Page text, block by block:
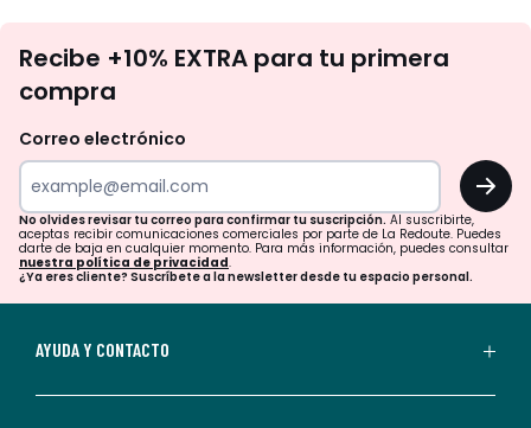
te
tu
para
confirmar
tu
suscripción.
aceptas
Recibe +10% EXTRA para tu primera
compra
Correo electrónico
OK
No olvides revisar tu correo para confirmar tu suscripción. Al suscribirte,
aceptas recibir comunicaciones comerciales por parte de La Redoute. Puedes
darte de baja en cualquier momento. Para más información, puedes consultar
nuestra política de privacidad.
¿Ya eres cliente? Suscríbete a la newsletter desde tu espacio personal.
AYUDA Y CONTACTO